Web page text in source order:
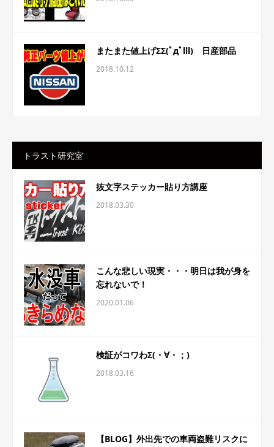
またまた値上げΣΣ(ﾟдﾟlll) 日産部品
2018.10.12
トラスト研究室
抜文字ステッカー貼り方講座
2018.03.30
こんな悲しい現実・・・明日は我が身を
忘れないで！
2020.01.06
検証がコワわΣ(・∀・；)
2018.03.16
【BLOG】外出先での車両盗難リスクに